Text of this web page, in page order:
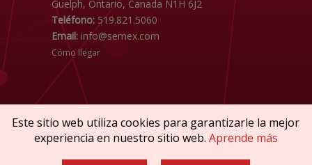
Guelph, Ontario, Canada N1H 6J2
Teléfono: 519.821.5060
Email: info@semex.com
Cómo llegar
Copyright © 2026 SEMEX. Todos los derechos
Este sitio web utiliza cookies para garantizarle la mejor
experiencia en nuestro sitio web. Aprende más